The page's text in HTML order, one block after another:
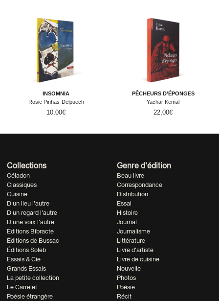
INSOMNIA
Rosie Pinhas-Delpuech
10,00€
PÊCHEURS D’ÉPONGES
Yachar Kemal
22,00€
Collections
Céladon
Classiques
Cuisine
D'un lieu l'autre
D'un regard l'autre
D'une voix l'autre
Éditions Bibracte
Éditions de Bussac
Éditions Soleb
Essais & Cie
Grands Essais
La petite collection
Le Carrelet
Poésie étrangère
Genre d'édition
Beau livre
Correspondance
Distribution
Essai
Histoire
Journal
Journalisme
Littérature
Livre d'artiste
Livre de cuisine
Nouvelle
Photos
Poésie
Récit